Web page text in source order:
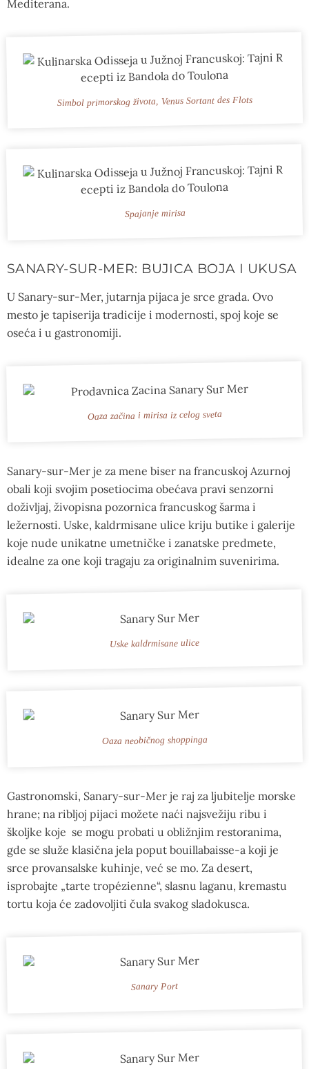
Mediterana.
Simbol primorskog života, Venus Sortant des Flots
Spajanje mirisa
SANARY-SUR-MER: BUJICA BOJA I UKUSA
U Sanary-sur-Mer, jutarnja pijaca je srce grada. Ovo
mesto je tapiserija tradicije i modernosti, spoj koje se
oseća i u gastronomiji.
Oaza začina i mirisa iz celog sveta
Sanary-sur-Mer je za mene biser na francuskoj Azurnoj
obali koji svojim posetiocima obećava pravi senzorni
doživljaj, živopisna pozornica francuskog šarma i
ležernosti. Uske, kaldrmisane ulice kriju butike i galerije
koje nude unikatne umetničke i zanatske predmete,
idealne za one koji tragaju za originalnim suvenirima.
Uske kaldrmisane ulice
Oaza neobičnog shoppinga
Gastronomski, Sanary-sur-Mer je raj za ljubitelje morske
hrane; na ribljoj pijaci možete naći najsvežiju ribu i
školjke koje se mogu probati u obližnjim restoranima,
gde se služe klasična jela poput bouillabaisse-a koji je
srce provansalske kuhinje, već se mo. Za desert,
isprobajte „tarte tropézienne“, slasnu laganu, kremastu
tortu koja će zadovoljiti čula svakog sladokusca.
Sanary Port